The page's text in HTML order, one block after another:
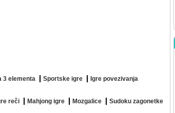
3 elementa Sportske igre Igre povezivanja
reči Mahjong igre Mozgalice Sudoku zagonetke